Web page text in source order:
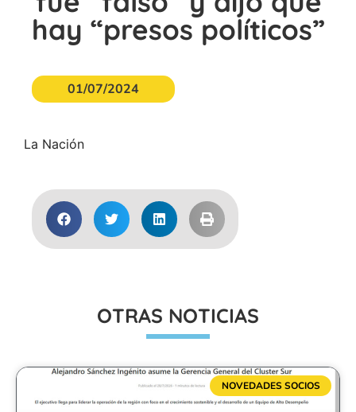
hay “presos políticos”
01/07/2024
La Nación
OTRAS NOTICIAS
NOVEDADES SOCIOS